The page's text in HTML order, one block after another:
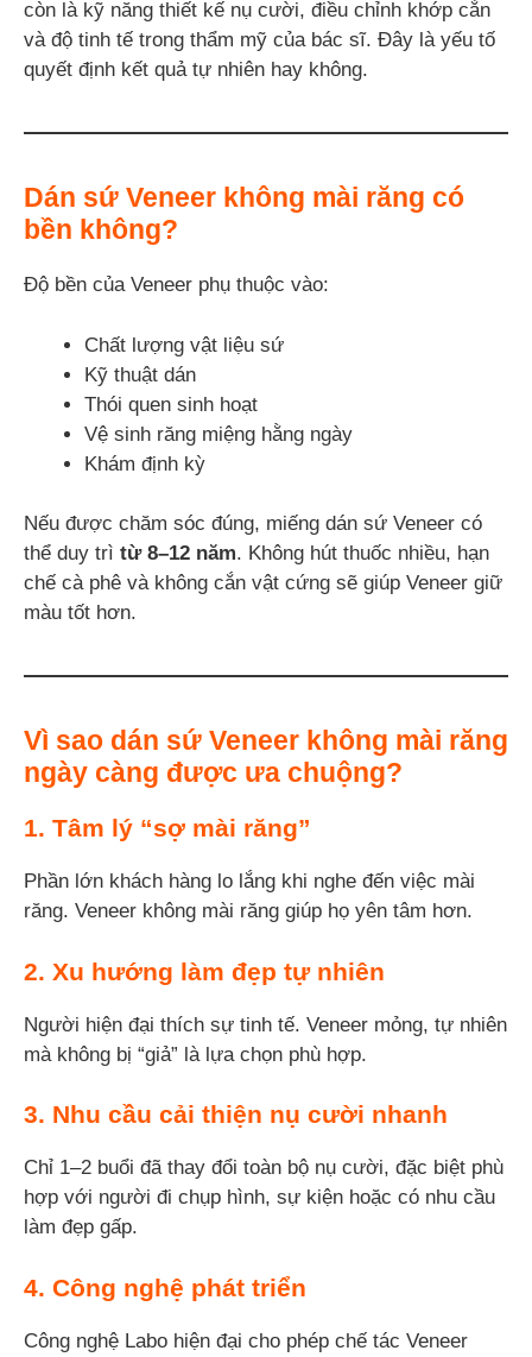
còn là kỹ năng thiết kế nụ cười, điều chỉnh khớp cắn
và độ tinh tế trong thẩm mỹ của bác sĩ. Đây là yếu tố
quyết định kết quả tự nhiên hay không.
Dán sứ Veneer không mài răng có
bền không?
Độ bền của Veneer phụ thuộc vào:
Chất lượng vật liệu sứ
Kỹ thuật dán
Thói quen sinh hoạt
Vệ sinh răng miệng hằng ngày
Khám định kỳ
Nếu được chăm sóc đúng, miếng dán sứ Veneer có
thể duy trì từ 8–12 năm. Không hút thuốc nhiều, hạn
chế cà phê và không cắn vật cứng sẽ giúp Veneer giữ
màu tốt hơn.
Vì sao dán sứ Veneer không mài răng
ngày càng được ưa chuộng?
1. Tâm lý “sợ mài răng”
Phần lớn khách hàng lo lắng khi nghe đến việc mài
răng. Veneer không mài răng giúp họ yên tâm hơn.
2. Xu hướng làm đẹp tự nhiên
Người hiện đại thích sự tinh tế. Veneer mỏng, tự nhiên
mà không bị “giả” là lựa chọn phù hợp.
3. Nhu cầu cải thiện nụ cười nhanh
Chỉ 1–2 buổi đã thay đổi toàn bộ nụ cười, đặc biệt phù
hợp với người đi chụp hình, sự kiện hoặc có nhu cầu
làm đẹp gấp.
4. Công nghệ phát triển
Công nghệ Labo hiện đại cho phép chế tác Veneer